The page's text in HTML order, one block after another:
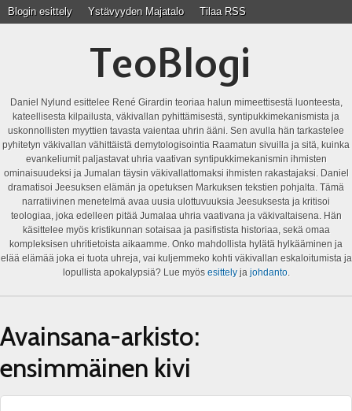
Blogin esittely Ystävyyden Majatalo Tilaa RSS
TeoBlogi
Daniel Nylund esittelee René Girardin teoriaa halun mimeettisestä luonteesta,
kateellisesta kilpailusta, väkivallan pyhittämisestä, syntipukkimekanismista ja
uskonnollisten myyttien tavasta vaientaa uhrin ääni. Sen avulla hän tarkastelee
pyhitetyn väkivallan vähittäistä demytologisointia Raamatun sivuilla ja sitä, kuinka
evankeliumit paljastavat uhria vaativan syntipukkimekanismin ihmisten
ominaisuudeksi ja Jumalan täysin väkivallattomaksi ihmisten rakastajaksi. Daniel
dramatisoi Jeesuksen elämän ja opetuksen Markuksen tekstien pohjalta. Tämä
narratiivinen menetelmä avaa uusia ulottuvuuksia Jeesuksesta ja kritisoi
teologiaa, joka edelleen pitää Jumalaa uhria vaativana ja väkivaltaisena. Hän
käsittelee myös kristikunnan sotaisaa ja pasifistista historiaa, sekä omaa
kompleksisen uhritietoista aikaamme. Onko mahdollista hylätä hylkääminen ja
elää elämää joka ei tuota uhreja, vai kuljemmeko kohti väkivallan eskaloitumista ja
lopullista apokalypsiä? Lue myös esittelyja johdanto.
Avainsana-arkisto:
ensimmäinen kivi